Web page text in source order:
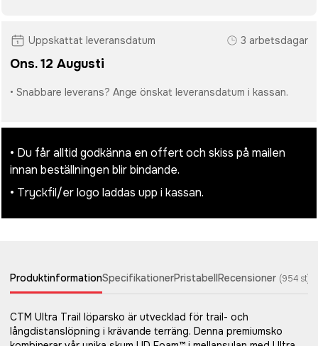
Uppskattat leveransdatum 3 arbetsdagar
Ons. 12 Augusti
• Snabbare leverans? Ange önskat leveransdatum i kassan.
• Du får alltid godkänna en offert och skiss på mailen
innan beställningen blir bindande.
• Tryckfil/er logo laddas upp i kassan.
ProduktinformationSpecifikationerPristabellRecensioner (954 st)
CTM Ultra Trail löparsko är utvecklad för trail- och
långdistanslöpning i krävande terräng. Denna premiumsko